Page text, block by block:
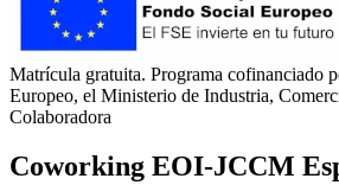
Matrícula gratuita. Programa cofinanciado
Europeo, el Ministerio de Industria,
Colaboradora
Coworking EOI-JCCM